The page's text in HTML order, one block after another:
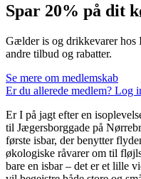
Spar 20% på dit
Gælder is og drikkevarer hos
andre tilbud og rabatter.
Se mere om medlemskab
Er du allerede medlem? Log
Er I på jagt efter en
til Jægersborggade på
første isbar, der benytter
økologiske råvarer om til
bare en isbar – det er et lille